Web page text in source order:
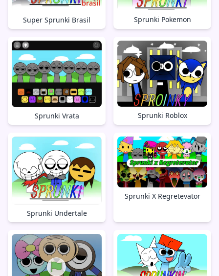
Super Sprunki Brasil Sprunki Pokemon
Sprunki Vrata Sprunki Roblox
Sprunki Undertale
Sprunki X Regretevator